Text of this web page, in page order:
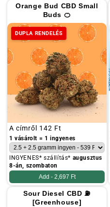
Orange Bud CBD Small
Buds 🍊
DUPLA RENDELÉS
Szokásos
ár
A címről 142 Ft
1 vásárolt = 1 ingyenes
INGYENES* szállítás* augusztus
8-án, szombaton
Add - 2,697 Ft
Sour Diesel CBD ⛽
[Greenhouse]